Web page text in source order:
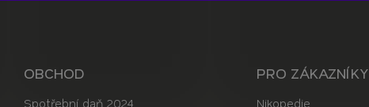
OBCHOD
Spotřební daň 2024
PRO ZÁKAZNÍKY
Nikopedie